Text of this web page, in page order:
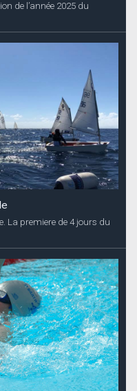
de l’année 2025 du
La premiere de 4 jours du